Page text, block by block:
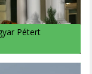
Pétert